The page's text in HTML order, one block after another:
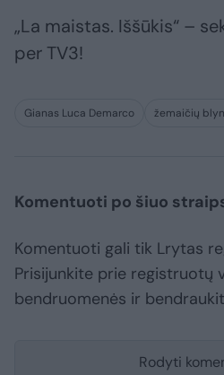
„La maistas. Iššūkis“ –
per TV3!
Gianas Luca Demarco žemaičių
Komentuoti po šiuo
Komentuoti gali tik Lrytas
Prisijunkite prie registruotų
bendruomenės ir
Rodyti